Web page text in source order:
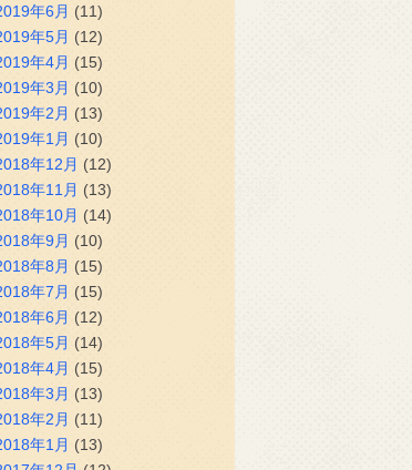
年6月 (11)
年5月 (12)
年4月 (15)
年3月 (10)
年2月 (13)
年1月 (10)
年12月 (12)
年11月 (13)
年10月 (14)
年9月 (10)
年8月 (15)
年7月 (15)
年6月 (12)
年5月 (14)
年4月 (15)
年3月 (13)
年2月 (11)
年1月 (13)